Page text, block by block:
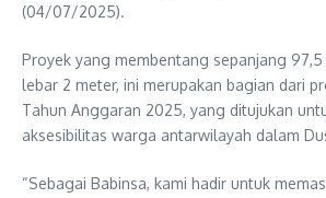
(04/07/2025).
Proyek yang membentang sepanjang
lebar 2 meter, ini merupakan bagian dari
Tahun Anggaran 2025, yang ditujukan
aksesibilitas warga antarwilayah dalam
“Sebagai Babinsa, kami hadir untuk